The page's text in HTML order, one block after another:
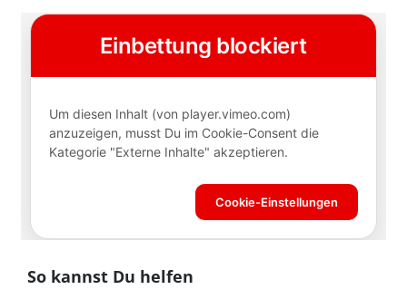
So kannst Du helfen